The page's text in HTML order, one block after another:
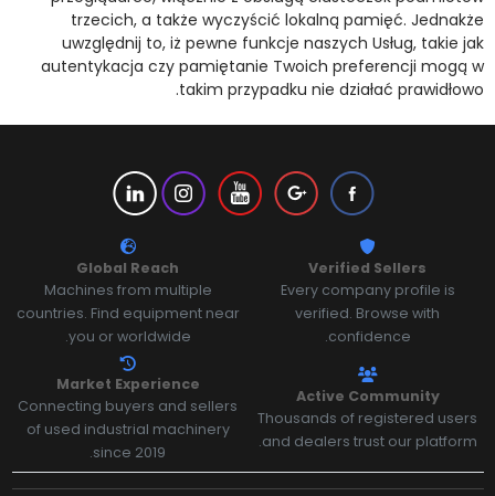
trzecich, a także wyczyścić lokalną pamięć. Jednakże
uwzględnij to, iż pewne funkcje naszych Usług, takie jak
autentykacja czy pamiętanie Twoich preferencji mogą w
takim przypadku nie działać prawidłowo.
Verified Sellers
Every company profile is
verified. Browse with
confidence.
Global Reach
Machines from multiple
countries. Find equipment near
you or worldwide.
Active Community
Thousands of registered users
and dealers trust our platform.
Market Experience
Connecting buyers and sellers
of used industrial machinery
since 2019.